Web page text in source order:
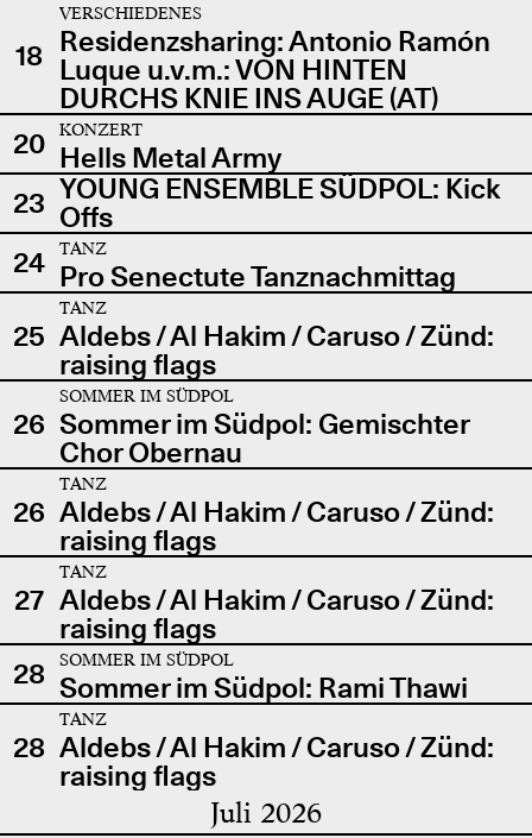
18
VERSCHIEDENES
Residenzsharing: Antonio Ramón
Luque u.v.m.: VON HINTEN
DURCHS KNIE INS AUGE (AT)
20
KONZERT
Hells Metal Army
23 YOUNG ENSEMBLE SÜDPOL: Kick
Offs
24
TANZ
Pro Senectute Tanznachmittag
25
TANZ
Aldebs / Al Hakim / Caruso / Zünd:
raising flags
26
SOMMER IM SÜDPOL
Sommer im Südpol: Gemischter
Chor Obernau
26
TANZ
Aldebs / Al Hakim / Caruso / Zünd:
raising flags
27
TANZ
Aldebs / Al Hakim / Caruso / Zünd:
raising flags
28
SOMMER IM SÜDPOL
Sommer im Südpol: Rami Thawi
28
TANZ
Aldebs / Al Hakim / Caruso / Zünd:
raising flags
Juli 2026